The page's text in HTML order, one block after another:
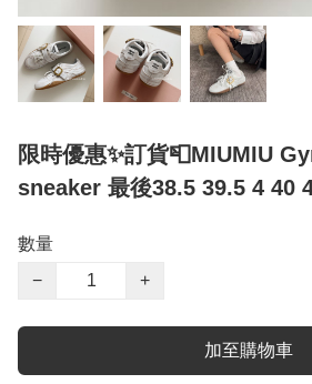
限時優惠✨訂貨📮MIUMIU
sneaker 最後38.5 39.5 4 40
數量
−
+
加至購物車